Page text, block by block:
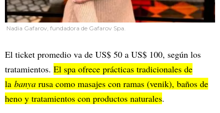
Nadia Gafarov, fundadora de Gafarov Spa.
El ticket promedio va de US$ 50 a US$ 100, según los
tratamientos. El spa ofrece prácticas tradicionales de
la banya rusa como masajes con ramas (venik), baños de
heno y tratamientos con productos naturales.